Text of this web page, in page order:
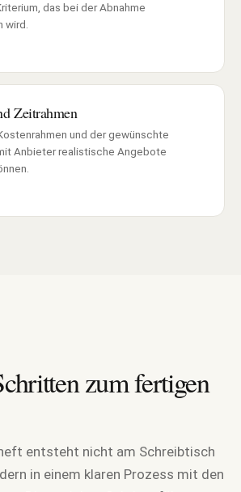
das bei der Abnahme
wird.
Zeitrahmen
und der gewünschte
Anbieter realistische Angebote
zum fertigen
entsteht nicht am Schreibtisch
in einem klaren Prozess mit den